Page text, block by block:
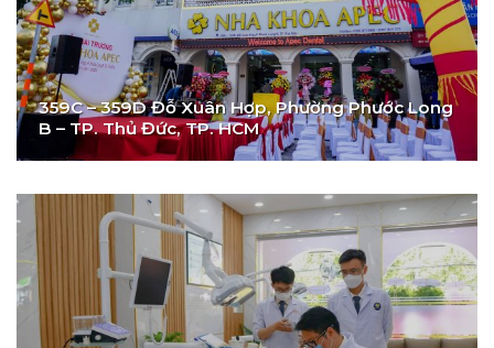
359C – 359D Đỗ Xuân Hợp, Phường Phước Long
B – TP. Thủ Đức, TP. HCM